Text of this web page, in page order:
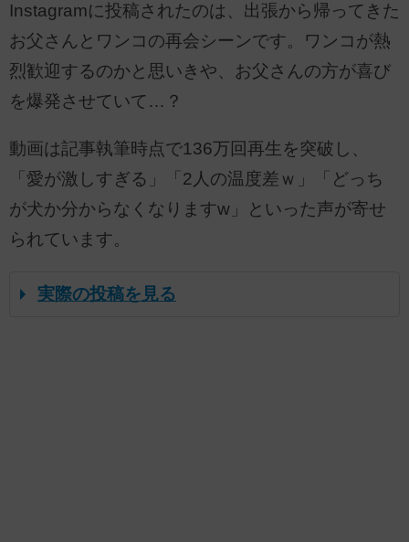
Instagramに投稿されたのは、出張から帰ってきた
お父さんとワンコの再会シーンです。ワンコが熱
烈歓迎するのかと思いきや、お父さんの方が喜び
を爆発させていて…？
動画は記事執筆時点で136万回再生を突破し、
「愛が激しすぎる」「2人の温度差ｗ」「どっち
が犬か分からなくなりますw」といった声が寄せ
られています。
実際の投稿を見る